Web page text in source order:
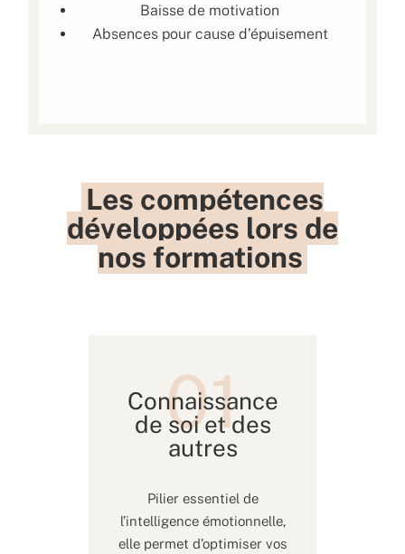
Baisse de motivation
Absences pour cause d’épuisement
Les compétences
développées lors de
nos formations
Connaissance
de soi et des
autres
Pilier essentiel de
l’intelligence émotionnelle,
elle permet d’optimiser vos